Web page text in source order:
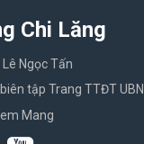
Chi Lăng
Ngọc Tấn
tập Trang TTĐT